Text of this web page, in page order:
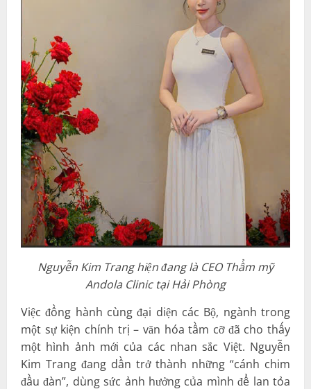
Nguyễn Kim Trang hiện đang là CEO Thẩm mỹ
Andola Clinic tại Hải Phòng
Việc đồng hành cùng đại diện các Bộ, ngành trong
một sự kiện chính trị – văn hóa tầm cỡ đã cho thấy
một hình ảnh mới của các nhan sắc Việt. Nguyễn
Kim Trang đang dần trở thành những “cánh chim
đầu đàn”, dùng sức ảnh hưởng của mình để lan tỏa
các giá trị nhân văn, từ bảo vệ môi trường đến gìn
giữ truyền thống “Uống nước nhớ nguồn”
Nhóm TT
ABOUT THE AUTHOR